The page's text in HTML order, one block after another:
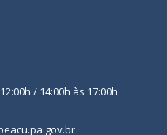
/ 14:00h às 17:00h